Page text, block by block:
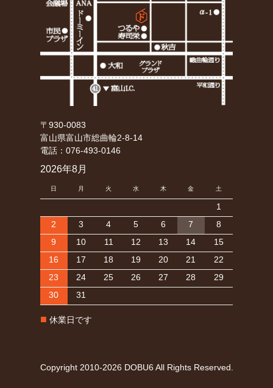
〒930-0083
富山県富山市総曲輪2-8-14
電話：076-493-0146
2026年8月
日 月 火 水 木 金 土
1
2
3 4 5 6 7
8
9
10 11 12 13 14
15
16
17 18 19 20 21
22
23
24 25 26 27 28
29
30
31
■ 休業日です
Copyright 2010-2026 DOBU6 All Rights Reserved.